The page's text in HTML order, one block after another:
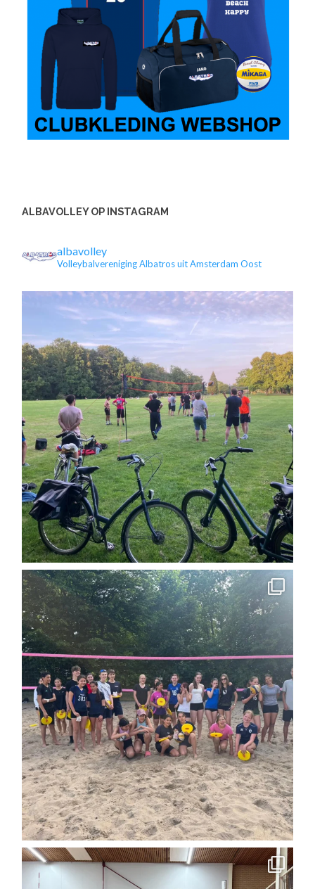
ALBAVOLLEY OP INSTAGRAM
albavolley
Volleybalvereniging Albatros uit Amsterdam Oost